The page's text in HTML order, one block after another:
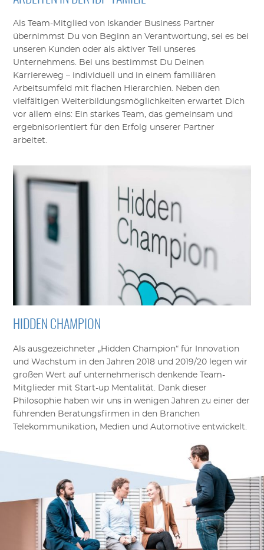
Als Team-Mitglied von Iskander Business Partner
übernimmst Du von Beginn an Verantwortung, sei es bei
unseren Kunden oder als aktiver Teil unseres
Unternehmens. Bei uns bestimmst Du Deinen
Karriereweg – individuell und in einem familiären
Arbeitsumfeld mit flachen Hierarchien. Neben den
vielfältigen Weiterbildungsmöglichkeiten erwartet Dich
vor allem eins: Ein starkes Team, das gemeinsam und
ergebnisorientiert für den Erfolg unserer Partner
arbeitet.
HIDDEN CHAMPION
Als ausgezeichneter „Hidden Champion“ für Innovation
und Wachstum in den Jahren 2018 und 2019/20 legen wir
großen Wert auf unternehmerisch denkende Team-
Mitglieder mit Start-up Mentalität. Dank dieser
Philosophie haben wir uns in wenigen Jahren zu einer der
führenden Beratungsfirmen in den Branchen
Telekommunikation, Medien und Automotive entwickelt.